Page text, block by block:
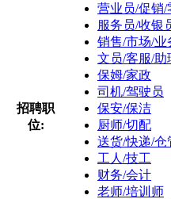
招聘职
位:
营业员/促销/
服务员/收银
销售/市场/业
文员/客服/助
保姆/家政
司机/驾驶员
保安/保洁
厨师/切配
送货/快递/仓
工人/技工
财务/会计
老师/培训师